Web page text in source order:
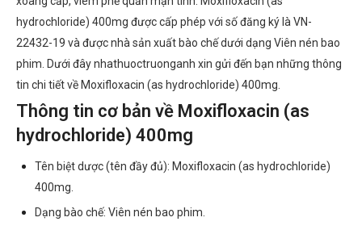
hydrochloride) 400mg được cấp phép với số đăng ký là VN-
22432-19 và được nhà sản xuất bào chế dưới dạng Viên nén bao
phim. Dưới đây nhathuoctruonganh xin gửi đến bạn những thông
tin chi tiết về Moxifloxacin (as hydrochloride) 400mg.
Thông tin cơ bản về Moxifloxacin (as
hydrochloride) 400mg
Tên biệt dược (tên đầy đủ): Moxifloxacin (as hydrochloride)
400mg.
Dạng bào chế: Viên nén bao phim.